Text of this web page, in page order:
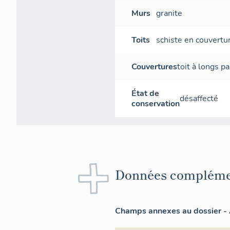
Murs granite
Toits schiste en
Couverturestoit à longs
État de
conservationdésaffecté
Données
Champs annexes au dossier